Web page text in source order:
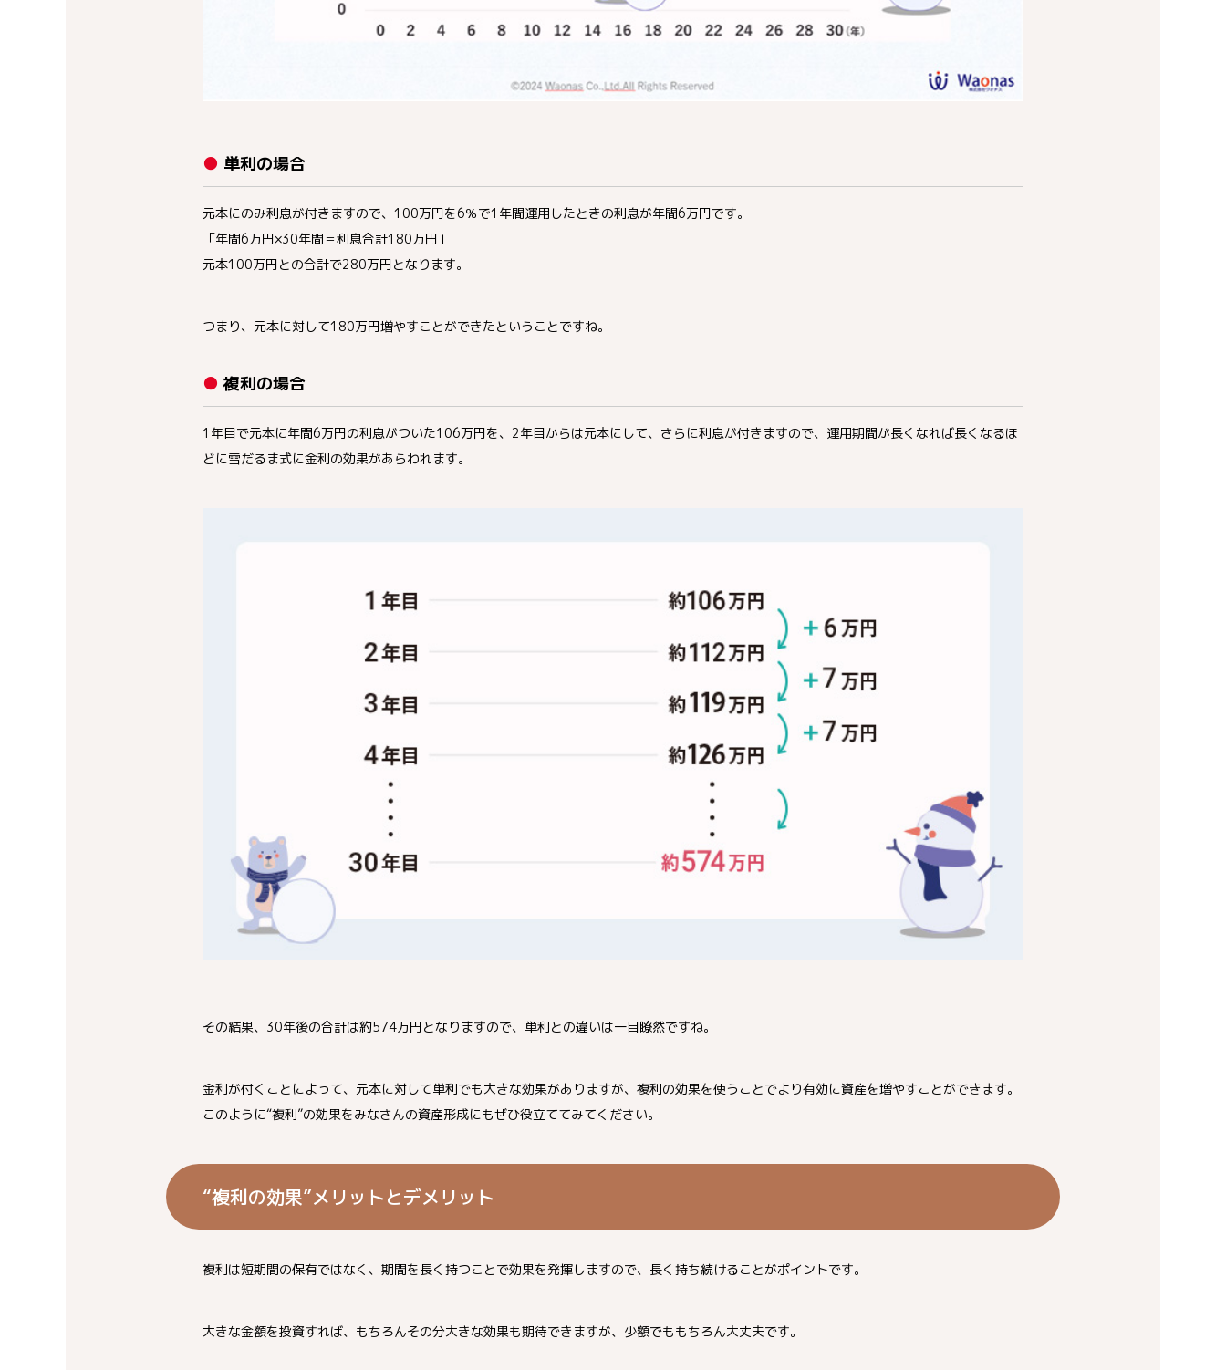
● 単利の場合
元本にのみ利息が付きますので、100万円を6％で1年間運用したときの利息が年間6万円です。
「年間6万円×30年間＝利息合計180万円」
元本100万円との合計で280万円となります。
つまり、元本に対して180万円増やすことができたということですね。
● 複利の場合
1年目で元本に年間6万円の利息がついた106万円を、2年目からは元本にして、さらに利息が付きますので、運用期間が長くなれば長くなるほ
どに雪だるま式に金利の効果があらわれます。
その結果、30年後の合計は約574万円となりますので、単利との違いは一目瞭然ですね。
金利が付くことによって、元本に対して単利でも大きな効果がありますが、複利の効果を使うことでより有効に資産を増やすことができます。
このように“複利”の効果をみなさんの資産形成にもぜひ役立ててみてください。
“複利の効果”メリットとデメリット
複利は短期間の保有ではなく、期間を長く持つことで効果を発揮しますので、長く持ち続けることがポイントです。
大きな金額を投資すれば、もちろんその分大きな効果も期待できますが、少額でももちろん大丈夫です。